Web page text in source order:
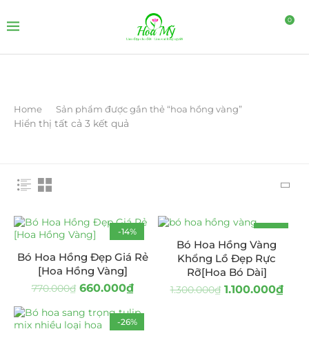
0
Home Sản phẩm được gắn thẻ “hoa hồng vàng”
Hiển thị tất cả 3 kết quả
-14%
Bó Hoa Hồng Đẹp Giá Rẻ
[Hoa Hồng Vàng]
770.000₫ 660.000₫
-15%
Bó Hoa Hồng Vàng
Khổng Lồ Đẹp Rực
Rỡ[Hoa Bó Dài]
1.300.000₫ 1.100.000₫
-26%